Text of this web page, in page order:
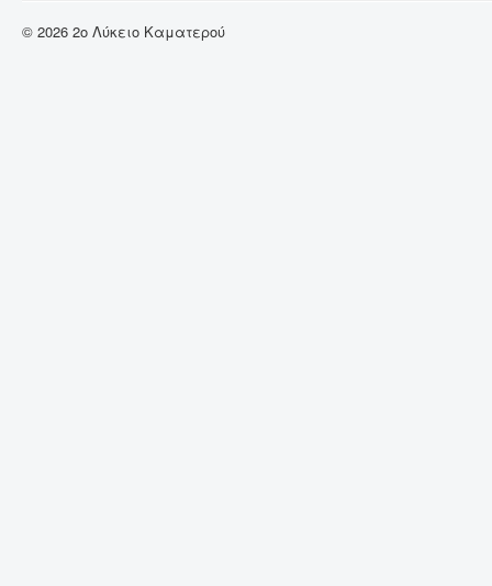
© 2026 2ο Λύκειο Καματερού